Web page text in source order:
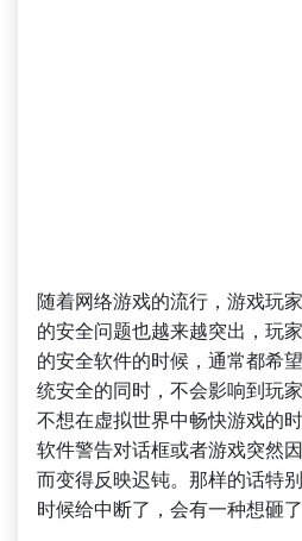
随着网络游戏的流行，游戏玩
的安全问题也越来越突出，玩
的安全软件的时候，通常都希
统安全的同时，不会影响到玩
不想在虚拟世界中畅快游戏的
软件警告对话框或者游戏突然
而变得反映迟钝。那样的话特
时候给中断了，会有一种想砸